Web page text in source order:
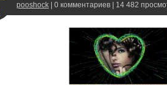
pooshock | 0 комментариев | 14 482